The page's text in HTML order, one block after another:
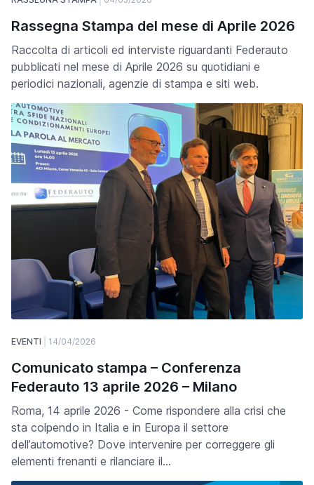
Rassegna Stampa del mese di Aprile 2026
Raccolta di articoli ed interviste riguardanti Federauto
pubblicati nel mese di Aprile 2026 su quotidiani e
periodici nazionali, agenzie di stampa e siti web.
EVENTI 14/04/2026
Comunicato stampa – Conferenza
Federauto 13 aprile 2026 – Milano
Roma, 14 aprile 2026 - Come rispondere alla crisi che
sta colpendo in Italia e in Europa il settore
dell’automotive? Dove intervenire per correggere gli
elementi frenanti e rilanciare il…